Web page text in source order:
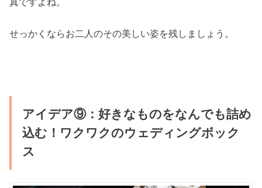
せっかくならお二人のその美しい姿を残しましょう。
アイデア⑨：好きなものをなんでも詰め
込む！ワクワクのウェディングボック
ス